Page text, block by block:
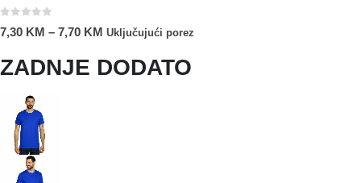
7,30 KM – 7,70 KM Uključujući porez
ZADNJE DODATO